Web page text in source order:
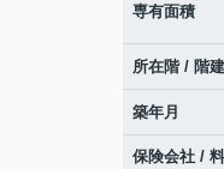
専有面積
所在階 / 階
築年月
保険会社 /